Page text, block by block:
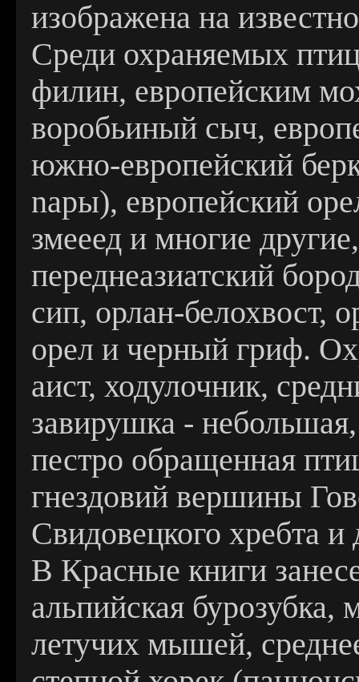
изображена на
Среди охраняемых
филин, европейским
воробьиный сыч,
южно-европейский
nары), европейский
змееед и многие
переднеазиатский
сип, орлан-белохвост,
opeл и черный гриф.
аист, ходулочник,
завирушка -
пестро обращенная
гнездовий вершины
Свидовецкого хребта и
В Красные книги
альпийская бурозубка,
летучих мышей,